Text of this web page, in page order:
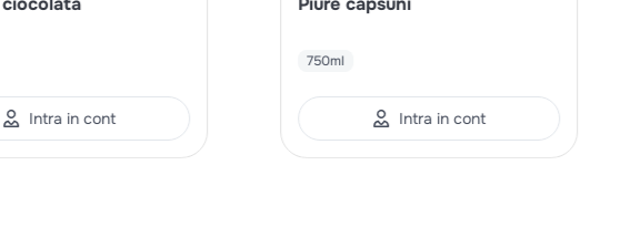
Intra in cont
750ml
Intra in cont